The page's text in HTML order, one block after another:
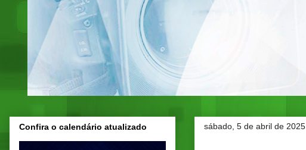
sábado, 5 de abril de 2025
Confira o calendário atualizado